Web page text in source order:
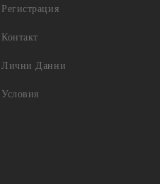
Регистрация
Контакт
Лични Данни
Условия